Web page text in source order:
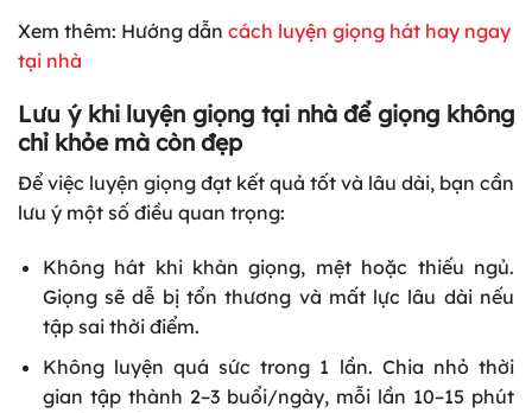
Xem thêm: Hướng dẫn cách luyện giọng hát hay ngay
tại nhà
Lưu ý khi luyện giọng tại nhà để giọng không
chỉ khỏe mà còn đẹp
Để việc luyện giọng đạt kết quả tốt và lâu dài, bạn cần
lưu ý một số điều quan trọng:
Không hát khi khàn giọng, mệt hoặc thiếu ngủ.
Giọng sẽ dễ bị tổn thương và mất lực lâu dài nếu
tập sai thời điểm.
Không luyện quá sức trong 1 lần. Chia nhỏ thời
gian tập thành 2–3 buổi/ngày, mỗi lần 10–15 phút